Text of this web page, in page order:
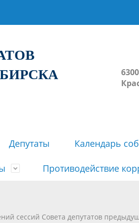
Депутаты Календарь
решений сессий Совета
Противодействие
сессий Совета депутатов